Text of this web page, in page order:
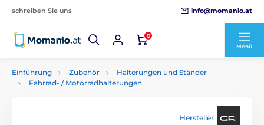
schreiben Sie uns info@momanio.at
0
Menü
Einführung Zubehör
Halterungen und Ständer
Fahrrad- / Motorradhalterungen
Hersteller